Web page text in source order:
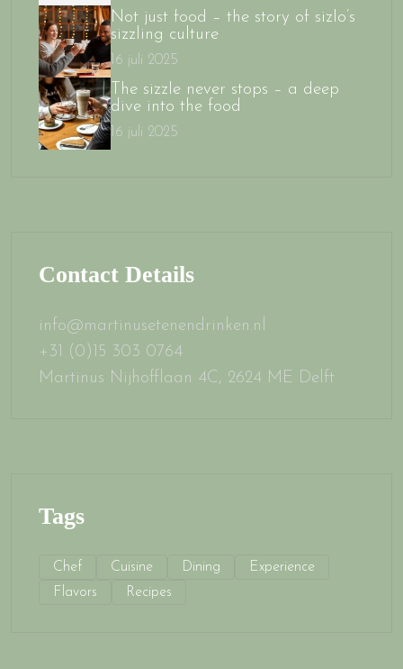
Not just food – the story of sizlo’s
sizzling culture
16 juli 2025
The sizzle never stops – a deep
dive into the food
16 juli 2025
Contact Details
info@martinusetenendrinken.nl
+31 (0)15 303 0764
Martinus Nijhofflaan 4C, 2624 ME Delft
Tags
Chef Cuisine Dining
Experience
Flavors
Recipes